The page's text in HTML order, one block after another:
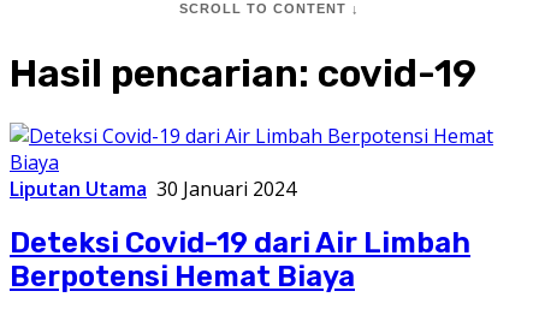
SCROLL TO CONTENT ↓
Hasil pencarian: covid-19
Liputan Utama 30 Januari 2024
Deteksi Covid-19 dari Air Limbah
Berpotensi Hemat Biaya